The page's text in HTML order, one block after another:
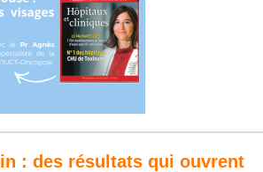
: des résultats qui ouvrent